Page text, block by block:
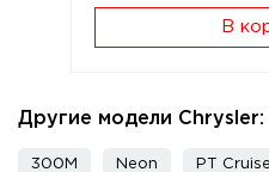
В
Другие модели Chrysler:
300M Neon PT